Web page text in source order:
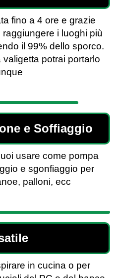
fino a 4 ore e grazie
raggiungere i luoghi più
il 99% dello sporco.
potrai portarlo
e Soffiaggio
usare come pompa
e sgonfiaggio per
palloni, ecc
in cucina o per